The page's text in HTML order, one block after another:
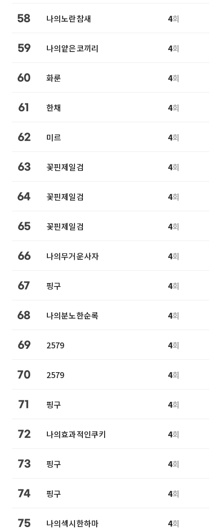
58 나의노란참새 4회
59 나의얕은코끼리 4회
60 화룬 4회
61 한채 4회
62 미르 4회
63 꽃핀제일검 4회
64 꽃핀제일검 4회
65 꽃핀제일검 4회
66 나의무거운사자 4회
67 핑구 4회
68 나의분노한순록 4회
69 2579 4회
70 2579 4회
71 핑구 4회
72 나의효과적인쿠키 4회
73 핑구 4회
74 핑구 4회
75 나의섹시한하마 4회